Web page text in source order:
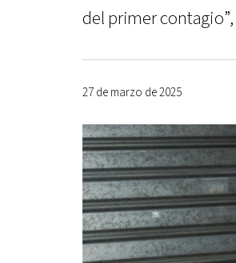
del primer
27 de marzo de 2025